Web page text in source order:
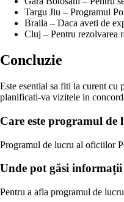
Targu Jiu – Programul
Braila – Daca aveti de
Cluj – Pentru rezolvarea
Concluzie
Este esential sa fiti la curent
planificati-va vizitele in
Care este programul
Programul de lucru al oficiilor
Unde pot găsi
Pentru a afla programul de